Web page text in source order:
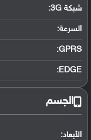
شبكة 3G :
السرعة:
GPRS:
EDGE:
الجسم
الأبعاد: